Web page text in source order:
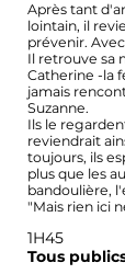
Après tant
lointain, il
prévenir.
Il retrouve sa
Catherine -la
jamais
Suzanne.
Ils le
reviendrait
toujours, ils
plus que les
bandoulière,
"Mais rien ici
1H45
Tous